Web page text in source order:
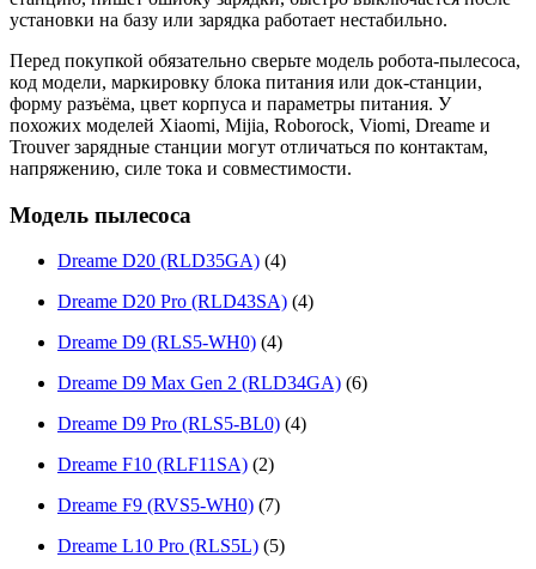
установки на базу или зарядка работает нестабильно.
Перед покупкой обязательно сверьте модель робота-пылесоса,
код модели, маркировку блока питания или док-станции,
форму разъёма, цвет корпуса и параметры питания. У
похожих моделей Xiaomi, Mijia, Roborock, Viomi, Dreame и
Trouver зарядные станции могут отличаться по контактам,
напряжению, силе тока и совместимости.
Модель пылесоса
Dreame D20 (RLD35GA) (4)
Dreame D20 Pro (RLD43SA) (4)
Dreame D9 (RLS5-WH0) (4)
Dreame D9 Max Gen 2 (RLD34GA) (6)
Dreame D9 Pro (RLS5-BL0) (4)
Dreame F10 (RLF11SA) (2)
Dreame F9 (RVS5-WH0) (7)
Dreame L10 Pro (RLS5L) (5)